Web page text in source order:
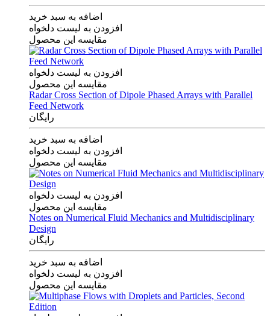
اضافه به سبد خرید
افزودن به لیست دلخواه
مقایسه این محصول
افزودن به لیست دلخواه
مقایسه این محصول
Radar Cross Section of Dipole Phased Arrays with Parallel
Feed Network
رایگان
اضافه به سبد خرید
افزودن به لیست دلخواه
مقایسه این محصول
افزودن به لیست دلخواه
مقایسه این محصول
Notes on Numerical Fluid Mechanics and Multidisciplinary
Design
رایگان
اضافه به سبد خرید
افزودن به لیست دلخواه
مقایسه این محصول